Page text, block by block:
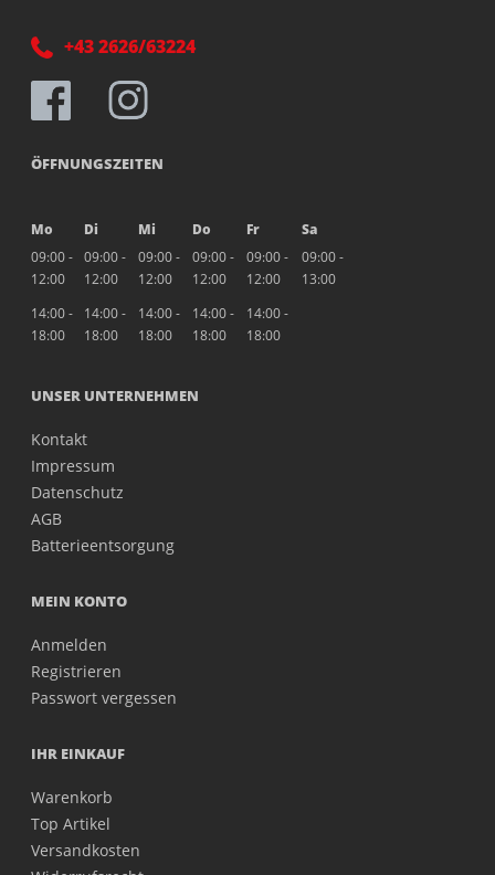
+43 2626/63224
ÖFFNUNGSZEITEN
Mo Di Mi Do Fr
Sa
09:00 -
12:00
09:00 -
12:00
09:00 -
12:00
09:00 -
12:00
09:00 -
12:00
09:00 -
13:00
14:00 -
18:00
14:00 -
18:00
14:00 -
18:00
14:00 -
18:00
14:00 -
18:00
UNSER UNTERNEHMEN
Kontakt
Impressum
Datenschutz
AGB
Batterieentsorgung
MEIN KONTO
Anmelden
Registrieren
Passwort vergessen
IHR EINKAUF
Warenkorb
Top Artikel
Versandkosten